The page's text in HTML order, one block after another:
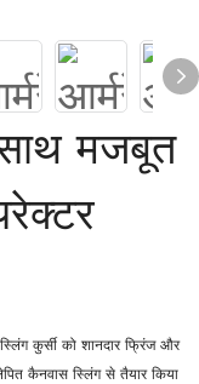
मजबूत
कुर्सी को शानदार फ्रिंज और
कैनवास स्लिंग से तैयार किया